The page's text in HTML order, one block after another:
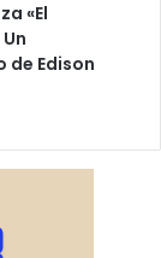
«El
Edison